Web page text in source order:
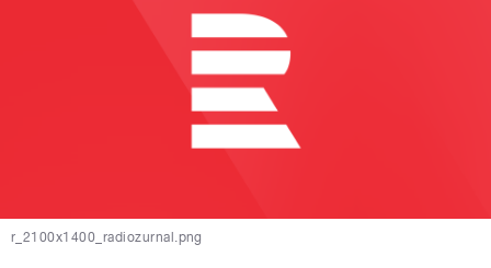
r_2100x1400_radiozurnal.png